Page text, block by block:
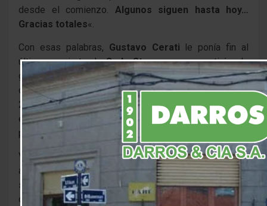
desde el comienzo. Algunos siguen hasta hoy…
Gracias totales«.
Con esas palabras, Gustavo Cerati le ponía fin al
último concierto deSoda Stereo, que se retiró a lo
grande:
más de 60.000 personascolmaron el estadio
de River la noche del 20 de septiembre de 1997. En
2007, exactamente diez años después, el trío volvería
en Museum para presentar la gira Me verás volver,
pero esa es otra historia.
Volvemos a 1997. Con la decisión consumada, la banda
anunciaba la separación y su líder publicaba en el
suplementoSídel diarioClarínuna sentida carta
dirigida a sus fans.